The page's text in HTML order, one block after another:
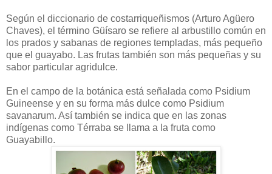
Según el diccionario de costarriqueñismos (Arturo Agüero
Chaves), el término Güísaro se refiere al arbustillo común en
los prados y sabanas de regiones templadas, más pequeño
que el guayabo. Las frutas también son más pequeñas y su
sabor particular agridulce.
En el campo de la botánica está señalada como Psidium
Guineense y en su forma más dulce como Psidium
savanarum. Así también se indica que en las zonas
indígenas como Térraba se llama a la fruta como
Guayabillo.